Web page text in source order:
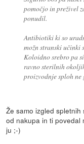
pomočjo in preživel
ponudil.
Antibiotiki ki so
možn stranski učinki
Koloidno srebro pa
ravno sterilnih
proizvodnje sploh
Že samo izgled
od nakupa in ti povedal
ju ;-)